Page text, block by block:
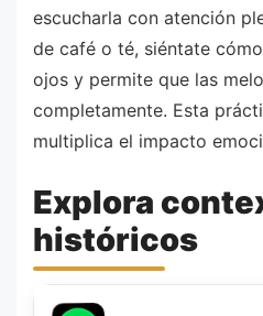
escucharla con atención
de café o té, siéntate
ojos y permite que las
completamente. Esta
multiplica el impacto
Explora
históricos